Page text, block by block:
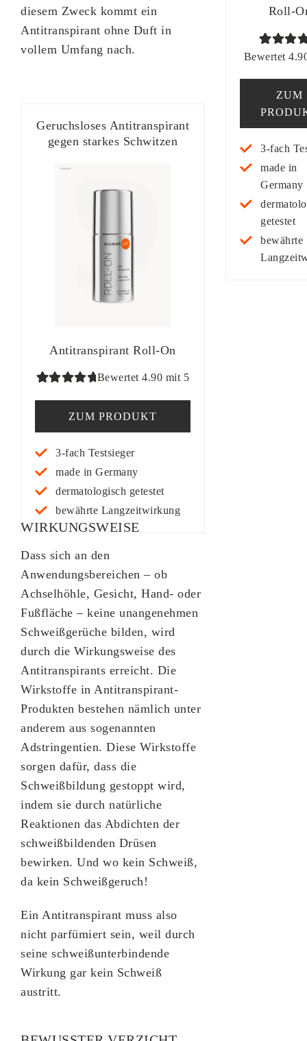
diesem Zweck kommt ein
Antitranspirant ohne Duft in
vollem Umfang nach.
Geruchsloses Antitranspirant
gegen starkes Schwitzen
Antitranspirant Roll-On
4.90
basierend
Kundenbe
wertung
Bewertet 4.90 mit 5
ZUM PRODUKT
3-fach Testsieger
made in Germany
dermatologisch getestet
bewährte Langzeitwirkung
WIRKUNGSWEISE
Dass sich an den
Anwendungsbereichen – ob
Achselhöhle, Gesicht, Hand- oder
Fußfläche – keine unangenehmen
Schweißgerüche bilden, wird
durch die Wirkungsweise des
Antitranspirants erreicht. Die
Wirkstoffe in Antitranspirant-
Produkten bestehen nämlich unter
anderem aus sogenannten
Adstringentien. Diese Wirkstoffe
sorgen dafür, dass die
Schweißbildung gestoppt wird,
indem sie durch natürliche
Reaktionen das Abdichten der
schweißbildenden Drüsen
bewirken. Und wo kein Schweiß,
da kein Schweißgeruch!
Ein Antitranspirant muss also
nicht parfümiert sein, weil durch
seine schweißunterbindende
Wirkung gar kein Schweiß
austritt.
Roll-
Bewertet
von 5,
99
Bewertet
ZUM
3-fach
made in
Germany
getestet
bewährte